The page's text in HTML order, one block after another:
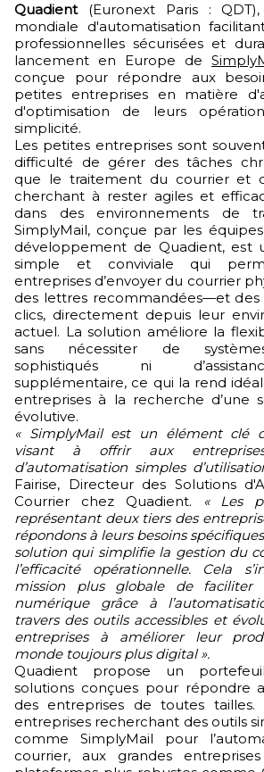
Quadient (Euronext Paris :
mondiale d'automatisation
professionnelles sécurisées et
lancement en Europe de
conçue pour répondre aux
petites entreprises en matière
d'optimisation de leurs
simplicité.
Les petites entreprises sont
difficulté de gérer des tâches
que le traitement du courrier et
cherchant à rester agiles et
dans des environnements de
SimplyMail, conçue par les
développement de Quadient, est
simple et conviviale qui
entreprises d’envoyer du courrier
des lettres recommandées—et des
clics, directement depuis leur
actuel. La solution améliore la
sans nécessiter de
sophistiqués ni
supplémentaire, ce qui la rend
entreprises à la recherche d’une
évolutive.
« SimplyMail est un élément clé
visant à offrir aux
d’automatisation simples
Fairise, Directeur des Solutions
Courrier chez Quadient. « Les
représentant deux tiers des
répondons à leurs besoins
solution qui simplifie la gestion du
l’efficacité opérationnelle. Cela
mission plus globale de faciliter
numérique grâce à
travers des outils accessibles et
entreprises à améliorer leur
monde toujours plus digital ».
Quadient propose un
solutions conçues pour répondre
des entreprises de toutes
entreprises recherchant des outils
comme SimplyMail pour
courrier, aux grandes